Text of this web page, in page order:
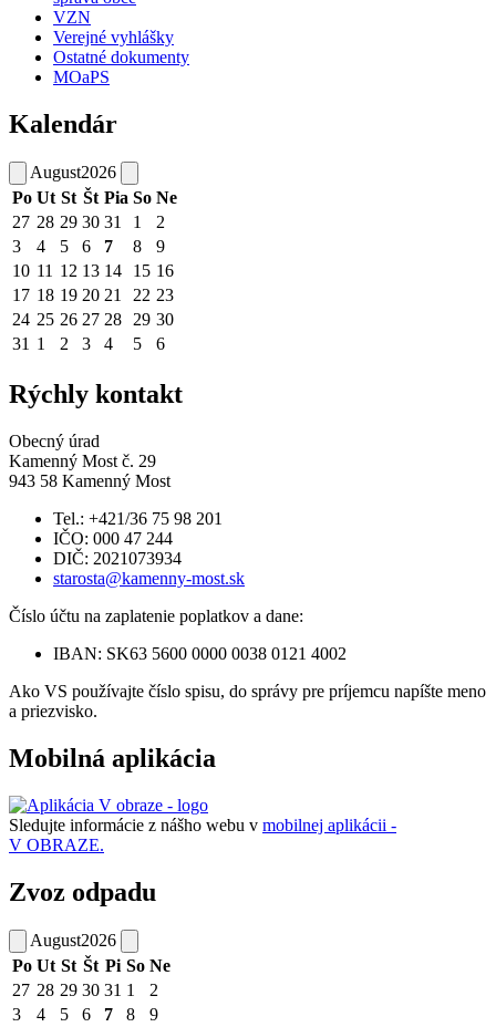
VZN
Verejné vyhlášky
Ostatné dokumenty
MOaPS
Kalendár
August2026
Po Ut St Št Pia So Ne
27 28 29 30 31 1
2
3
4 5 6 7 8
9
10 11 12 13 14 15 16
17 18 19 20 21 22 23
24 25 26 27 28 29 30
31 1 2 3 4 5 6
Rýchly kontakt
Obecný úrad
Kamenný Most č. 29
943 58 Kamenný Most
Tel.: +421/36 75 98 201
IČO: 000 47 244
DIČ: 2021073934
starosta@kamenny-most.sk
Číslo účtu na zaplatenie poplatkov a dane:
IBAN: SK63 5600 0000 0038 0121 4002
Ako VS používajte číslo spisu, do správy pre príjemcu napíšte meno
a priezvisko.
Mobilná aplikácia
Sledujte informácie z nášho webu v mobilnej aplikácii -
V OBRAZE.
Zvoz odpadu
August2026
Po Ut St Št Pi So Ne
27 28 29 30 31 1
2
3
4 5 6 7 8
9